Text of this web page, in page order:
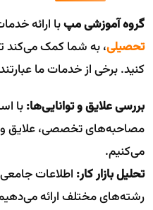
گروه آموزشی مپبا ارائه
تحصیلی، به شما کمک می‌کند
کنید. برخی از خدمات ما
بررسی علایق و توانایی‌ها:با
مصاحبه‌های تخصصی، علایق و
می‌کنیم.
تحلیل بازار کار: اطلاعات جامعی
رشته‌های مختلف ارائه